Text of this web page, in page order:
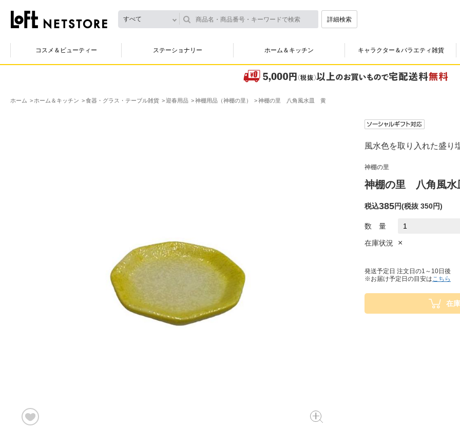
すべて 詳細検索
コスメ＆ビューティー ステーショナリー ホーム＆キッチン キャラクター＆バラエティ雑貨
ホーム ホーム＆キッチン 食器・グラス・テーブル雑貨 迎春用品 神棚用品（神棚の里） 神棚の里 八角風水皿 黄
風水色を取り入れた盛り
神棚の里
神棚の里 八角風
税込385円(税抜 350円)
数 量
在庫状況 ×
発送予定日 注文日の1～10日後
※お届け予定日の目安はこちら
在